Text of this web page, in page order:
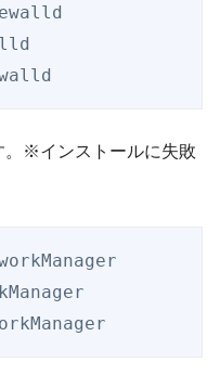
。※インストールに失敗